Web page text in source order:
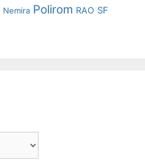
Nemira Polirom RAO SF